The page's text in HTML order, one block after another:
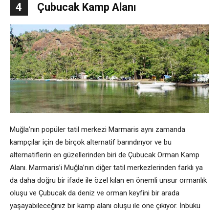
4 Çubucak Kamp Alanı
Muğla’nın popüler tatil merkezi Marmaris aynı zamanda
kampçılar için de birçok alternatif barındırıyor ve bu
alternatiflerin en güzellerinden biri de Çubucak Orman Kamp
Alanı. Marmaris’i Muğla’nın diğer tatil merkezlerinden farklı ya
da daha doğru bir ifade ile özel kılan en önemli unsur ormanlık
oluşu ve Çubucak da deniz ve orman keyfini bir arada
yaşayabileceğiniz bir kamp alanı oluşu ile öne çıkıyor. İnbükü